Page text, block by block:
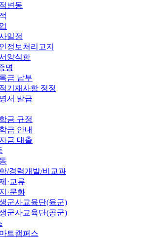
변동
일정
정보처리고지
양식함
명
금 납부
기재사항 정정
서 발급
금 규정
금 안내
금 대출
/경력개발/비교과
·교류
·문화
군사교육단(육군)
군사교육단(공군)
트캠퍼스